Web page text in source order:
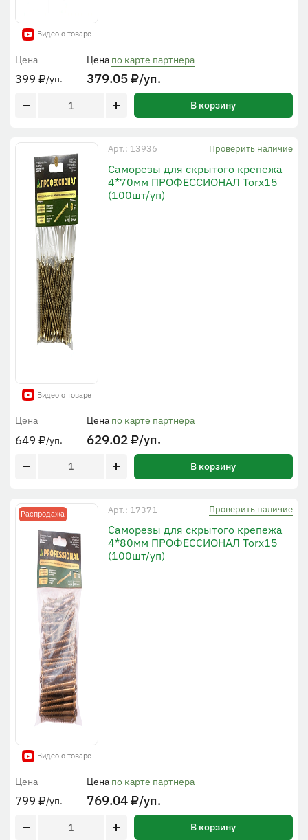
Видео о товаре
Цена
399 ₽/уп.
Цена по карте партнера
379.05₽/уп.
В корзину
Видео о товаре
Арт.: 13936 Проверить наличие
Cаморезы для скрытого крепежа
4*70мм ПРОФЕССИОНАЛ Torx15
(100шт/уп)
Цена
649 ₽/уп.
Цена по карте партнера
629.02₽/уп.
В корзину
Распродажа
Видео о товаре
Арт.: 17371 Проверить наличие
Cаморезы для скрытого крепежа
4*80мм ПРОФЕССИОНАЛ Torx15
(100шт/уп)
Цена
799 ₽/уп.
Цена по карте партнера
769.04₽/уп.
В корзину